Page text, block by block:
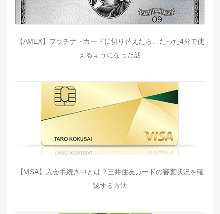
【AMEX】プラチナ・カードに切り替えたら、たった4分で使
えるようになった話
【VISA】入会手続き中とは？三井住友カードの審査状況を確
認する方法